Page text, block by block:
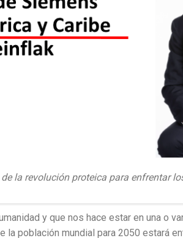
la revolución proteica para enfrentar
y que nos hace estar en una o
la población mundial para 2050 estará